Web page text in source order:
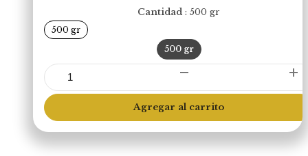
Cantidad 500 gr
500 gr
500 gr
Hígado
(Libre
Pastoreo)
cantidad
Agregar al carrito